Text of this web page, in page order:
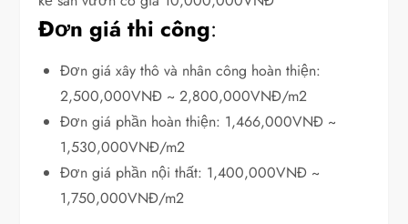
Đơn giá thi công:
Đơn giá xây thô và nhân công hoàn thiện:
2,500,000VNĐ ~ 2,800,000VNĐ/m2
Đơn giá phần hoàn thiện: 1,466,000VNĐ ~
1,530,000VNĐ/m2
Đơn giá phần nội thất: 1,400,000VNĐ ~
1,750,000VNĐ/m2